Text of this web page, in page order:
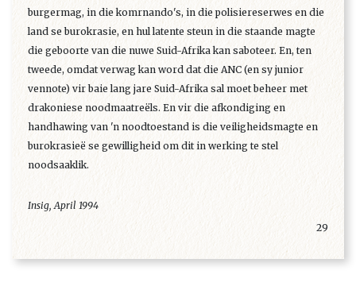
burgermag, in die komrnando's, in die polisiereserwes en die
land se burokrasie, en hul latente steun in die staande magte
die geboorte van die nuwe Suid-Afrika kan saboteer. En, ten
tweede, omdat verwag kan word dat die ANC (en sy junior
vennote) vir baie lang jare Suid-Afrika sal moet beheer met
drakoniese noodmaatreëls. En vir die afkondiging en
handhawing van 'n noodtoestand is die veiligheidsmagte en
burokrasieë se gewilligheid om dit in werking te stel
noodsaaklik.
Insig, April 1994
29